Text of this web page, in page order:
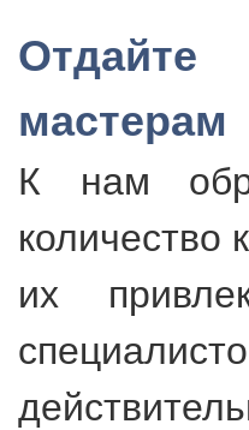
мастерам
К нам
количество
их